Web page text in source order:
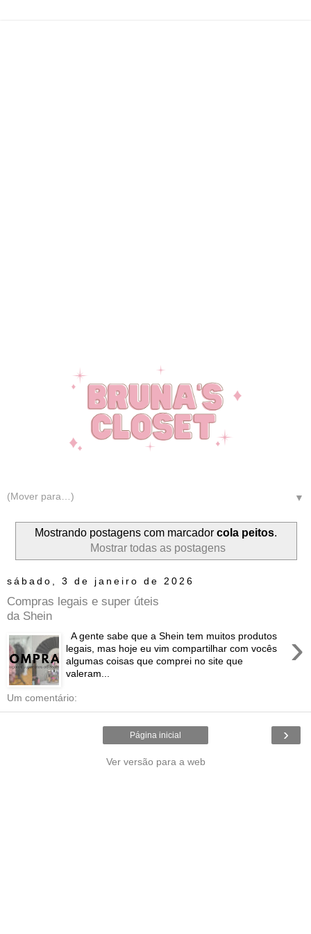
▼
Mostrando postagens com marcador cola peitos.
Mostrar todas as postagens
sábado, 3 de janeiro de 2026
Compras legais e super úteis
da Shein
›
A gente sabe que a Shein tem muitos produtos
legais, mas hoje eu vim compartilhar com vocês
algumas coisas que comprei no site que
valeram...
Um comentário:
›
Página inicial
Ver versão para a web